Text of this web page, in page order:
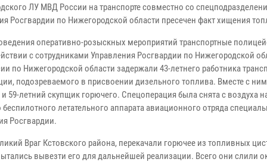
ЛУ МВД России на транспорте совместно со
Росгвардии по Нижегородской области пресечен факт хищения
оперативно-розыскных мероприятий транспортные
с сотрудниками Управления Росгвардии по Нижегородской
по Нижегородской области задержали 43-летнего работника
подозреваемого в присвоении дизельного топлива. Вместе с
59-летний скупщик горючего. Спецоперация была снята с воздуха
летательного аппарата авиационного отряда
Росгвардии.
Враг Кстовского района, перекачали горючее из топливных
вывезти его для дальнейшей реализации. Всего они слили